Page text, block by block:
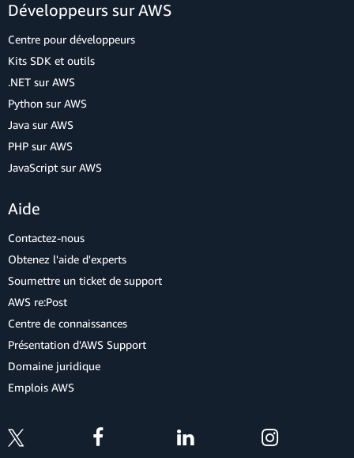
Développeurs sur AWS
Centre pour développeurs
Kits SDK et outils
.NET sur AWS
Python sur AWS
Java sur AWS
PHP sur AWS
JavaScript sur AWS
Aide
Contactez-nous
Obtenez l'aide d'experts
Soumettre un ticket de support
AWS re:Post
Centre de connaissances
Présentation d'AWS Support
Domaine juridique
Emplois AWS